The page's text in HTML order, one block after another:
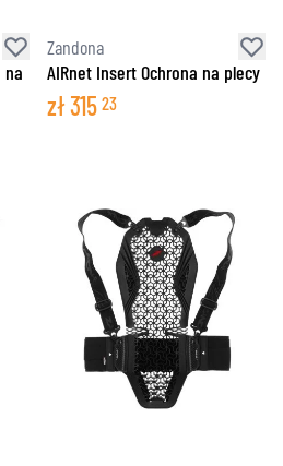
na
Zandona
AIRnet Insert Ochrona na plecy
zł315 23